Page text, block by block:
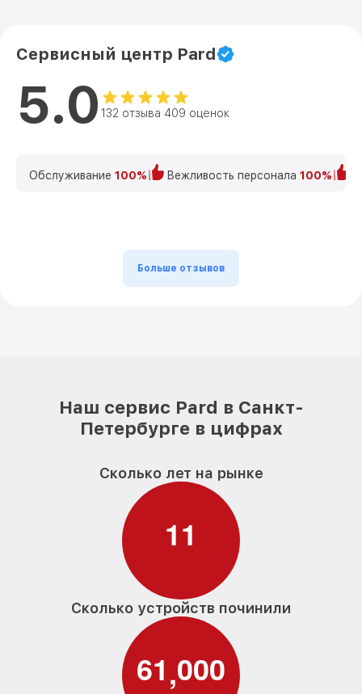
Сервисный центр Pard
5.0 132 отзыва 409 оценок
Обслуживание 100% Вежливость персонала 100%
Больше отзывов
Наш сервис Pard в Санкт-
Петербурге в цифрах
Сколько лет на рынке
11
Сколько устройств починили
61,000